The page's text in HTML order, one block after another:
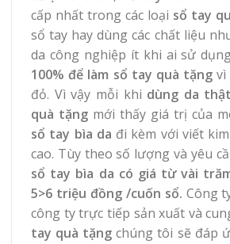
cấp nhất trong các loại sổ tay
sổ tay hay dùng các chất liệu
da công nghiệp ít khi ai sử
100% để làm sổ tay quà tặng vì
đỏ. Vì vậy mỗi khi dùng da
quà tặng mới thấy giá trị của
sổ tay bìa da đi kèm với viết
cao. Tùy theo số lượng và yêu
sổ tay bìa da có giá từ vài
5>6 triệu đồng /cuốn sổ. Công
công ty trực tiếp sản xuất và
tay quà tặng chúng tôi sẽ đáp